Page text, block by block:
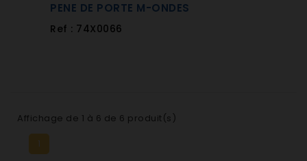
PENE DE PORTE M-ONDES
Ref : 74X0066
Affichage de 1 à 6 de 6 produit(s)
1